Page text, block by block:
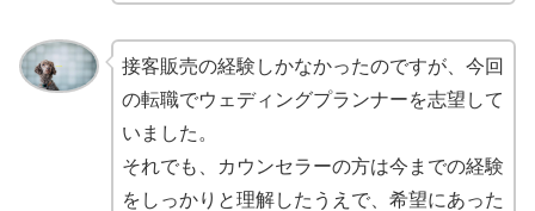
接客販売の経験しかなかったのですが、今回
の転職でウェディングプランナーを志望して
いました。
それでも、カウンセラーの方は今までの経験
をしっかりと理解したうえで、希望にあった